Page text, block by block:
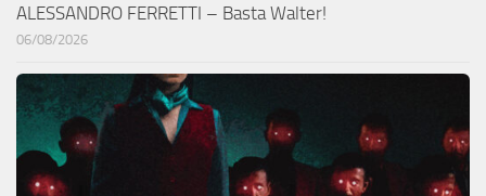
ALESSANDRO FERRETTI – Basta Walter!
06/08/2026